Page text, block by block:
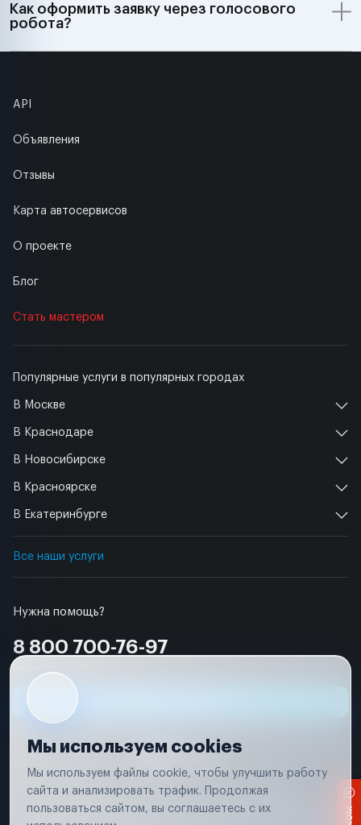
Как оформить заявку через голосового
робота?
Нужна помощь?
8 800 700-76-97
Популярные услуги в популярных городах
В Москве
В Краснодаре
В Новосибирске
В Красноярске
В Екатеринбурге
Все наши услуги
API
Объявления
Отзывы
Карта автосервисов
О проекте
Блог
Стать мастером
Условия использования
Удаление аккаунта
Вся информация, представленная на сайте, носит исключительно
Мы используем cookies
Мы используем файлы cookie, чтобы улучшить работу
сайта и анализировать трафик. Продолжая
пользоваться сайтом, вы соглашаетесь с их